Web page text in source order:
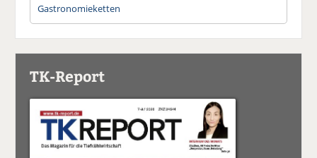
Gastronomieketten
TK-Report